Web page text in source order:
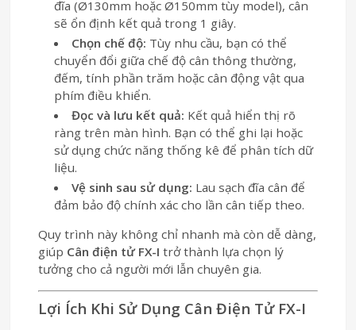
đĩa (Ø130mm hoặc Ø150mm tùy model), cân
sẽ ổn định kết quả trong 1 giây.
Chọn chế độ: Tùy nhu cầu, bạn có thể
chuyển đổi giữa chế độ cân thông thường,
đếm, tính phần trăm hoặc cân động vật qua
phím điều khiển.
Đọc và lưu kết quả: Kết quả hiển thị rõ
ràng trên màn hình. Bạn có thể ghi lại hoặc
sử dụng chức năng thống kê để phân tích dữ
liệu.
Vệ sinh sau sử dụng: Lau sạch đĩa cân để
đảm bảo độ chính xác cho lần cân tiếp theo.
Quy trình này không chỉ nhanh mà còn dễ dàng,
giúp Cân điện tử FX-I trở thành lựa chọn lý
tưởng cho cả người mới lẫn chuyên gia.
Lợi Ích Khi Sử Dụng Cân Điện Tử FX-I